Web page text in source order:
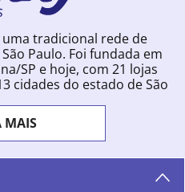
tradicional rede de
Paulo. Foi fundada em
SP e hoje, com 21 lojas
cidades do estado de São
o território brasileiro.
e a filosofia de vender
ao luxo, a Danny
com aproximadamente
e lançamentos diários na
MAIS